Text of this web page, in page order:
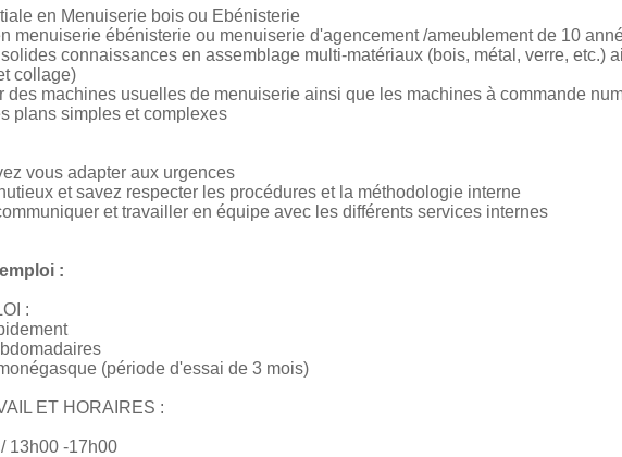
en Menuiserie bois ou Ebénisterie
menuiserie ébénisterie ou menuiserie d'agencement /ameublement de 10
connaissances en assemblage multi-matériaux (bois, métal, verre, etc.)
collage)
des machines usuelles de menuiserie ainsi que les machines à commande
plans simples et complexes
vous adapter aux urgences
et savez respecter les procédures et la méthodologie interne
et travailler en équipe avec les différents services internes
:
:
(période d'essai de 3 mois)
ET HORAIRES :
13h00 -17h00